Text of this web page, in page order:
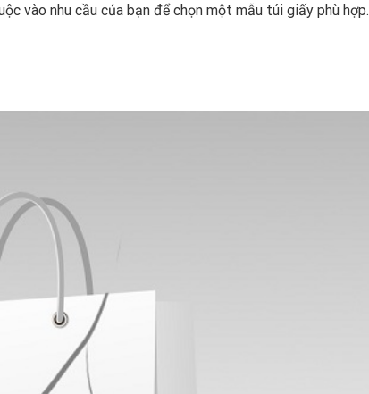
vào nhu cầu của bạn để chọn một mẫu túi giấy phù hợp.